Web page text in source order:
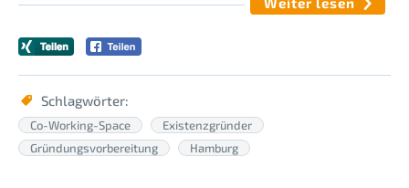
Schlagwörter:
Co-Working-Space
Existenzgründer
Gründungsvorbereitung
Hamburg